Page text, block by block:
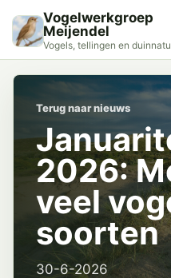
Vogelwerkgroep
Meijendel
Vogels, tellingen en
Terug naar nieuws
2026:
veel
soorten
30-6-2026